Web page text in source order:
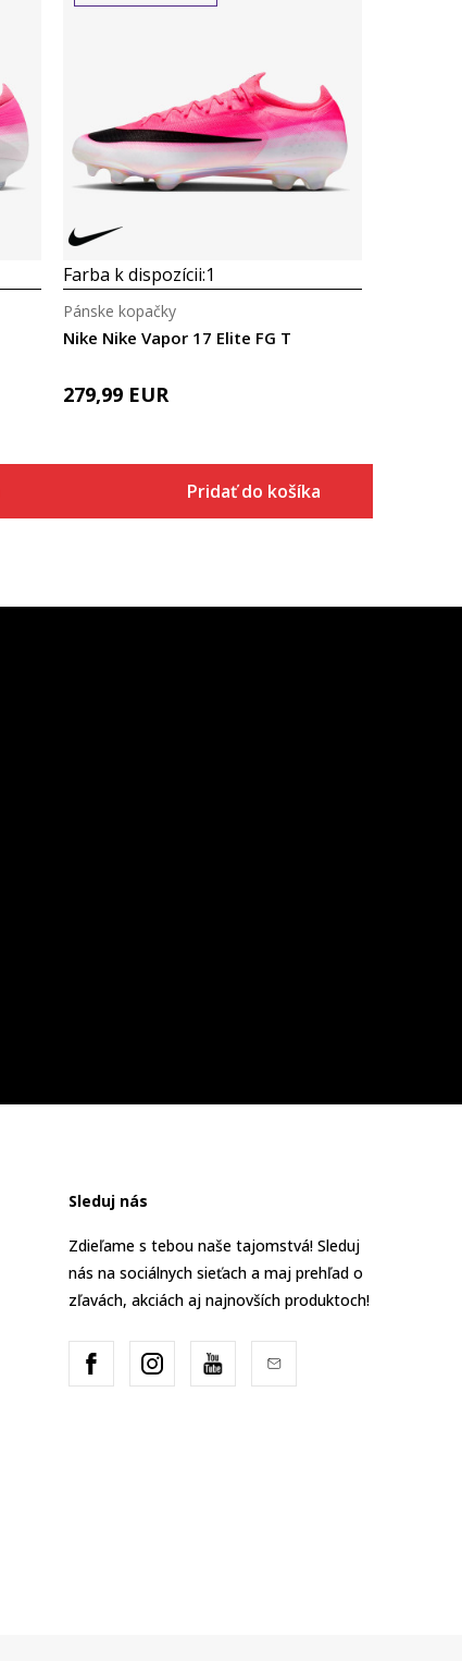
Farba k dispozícii:1
Nike Nike Vapor 17 Elite FG T
Pánske kopačky
279,99 EUR
Pridať do košíka
Sleduj nás
Zdieľame s tebou naše tajomstvá! Sleduj
nás na sociálnych sieťach a maj prehľad o
zľavách, akciách aj najnovších produktoch!